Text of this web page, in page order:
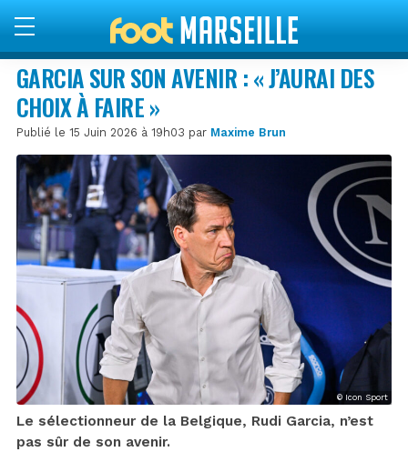
GARCIA SUR SON AVENIR : « J’AURAI DES
CHOIX À FAIRE »
Publié le 15 Juin 2026 à 19h03 par Maxime Brun
© Icon Sport
Le sélectionneur de la Belgique, Rudi Garcia, n’est
pas sûr de son avenir.